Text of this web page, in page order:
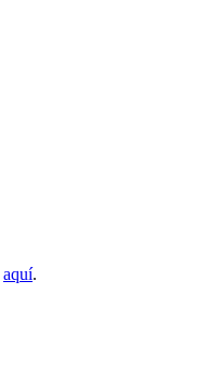
aquí.